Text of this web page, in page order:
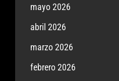
mayo 2026
abril 2026
marzo 2026
febrero 2026